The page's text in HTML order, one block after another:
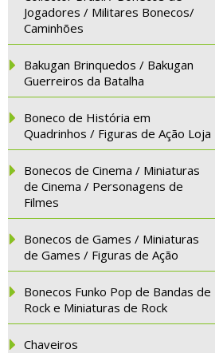
Jogadores / Militares Bonecos/
Caminhões
Bakugan Brinquedos / Bakugan
Guerreiros da Batalha
Boneco de História em
Quadrinhos / Figuras de Ação Loja
Bonecos de Cinema / Miniaturas
de Cinema / Personagens de
Filmes
Bonecos de Games / Miniaturas
de Games / Figuras de Ação
Bonecos Funko Pop de Bandas de
Rock e Miniaturas de Rock
Chaveiros